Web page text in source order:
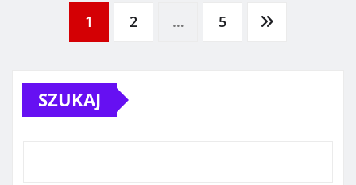
Stronicowanie
wpisów
1 2 … 5
SZUKAJ